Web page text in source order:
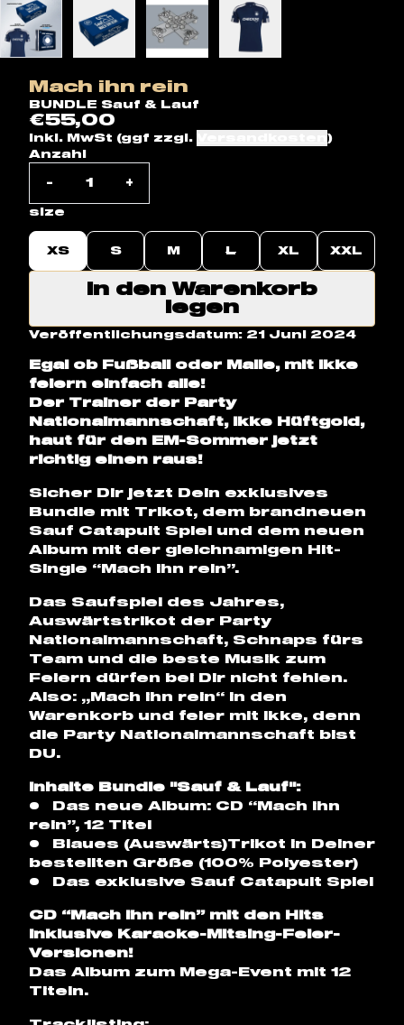
Mach ihn rein
BUNDLE Sauf & Lauf
€55,00
inkl. MwSt (ggf zzgl.
)
Anzahl
- +
size
XS S M L XL XXL
Mach ihn rein
In den Warenkorb
legen
Veröffentlichungsdatum: 21 Juni 2024
Egal ob Fußball oder Malle, mit Ikke
feiern einfach alle!
Der Trainer der Party
Nationalmannschaft, Ikke Hüftgold,
haut für den EM-Sommer jetzt
richtig einen raus!
Sicher Dir jetzt Dein exklusives
Bundle mit Trikot, dem brandneuen
Sauf Catapult Spiel und dem neuen
Album mit der gleichnamigen Hit-
Single “Mach ihn rein”.
Das Saufspiel des Jahres,
Auswärtstrikot der Party
Nationalmannschaft, Schnaps fürs
Team und die beste Musik zum
Feiern dürfen bei Dir nicht fehlen.
Also: „Mach ihn rein“ in den
Warenkorb und feier mit Ikke, denn
die Party Nationalmannschaft bist
DU.
Inhalte Bundle "Sauf & Lauf":
• Das neue Album: CD “Mach ihn
rein”, 12 Titel
• Blaues (Auswärts)Trikot in Deiner
bestellten Größe (100% Polyester)
• Das exklusive Sauf Catapult Spiel
CD “Mach ihn rein” mit den Hits
inklusive Karaoke-Mitsing-Feier-
Versionen!
Das Album zum Mega-Event mit 12
Titeln.